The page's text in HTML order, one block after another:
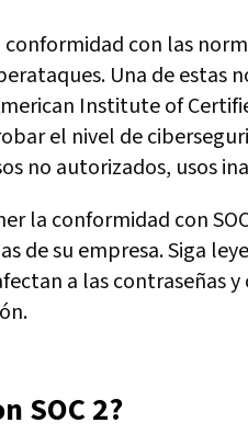
con las
Una de estas
Institute of
el nivel de
no autorizados, usos
la conformidad con
de su empresa. Siga
a las contraseñas
SOC 2?